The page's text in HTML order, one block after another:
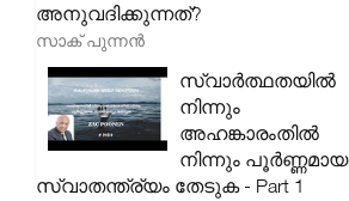
അനുവദിക്കുന്നത്?
സാക് പുന്നൻ
സ്വാർത്ഥതയിൽ
നിന്നും
അഹങ്കാരംതിൽ
നിന്നും പൂർണ്ണമായ
സ്വാതന്ത്ര്യം തേടുക - Part 1